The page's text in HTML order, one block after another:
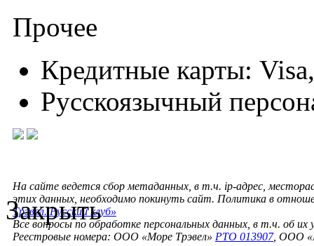
Прочее
Кредитные карты:
Русскоязычный
На сайте ведется сбор метаданных, в т.ч. ip-адрес,
этих данных, необходимо покинуть сайт. Политика в
Трэвел. Русский клуб»
Все вопросы по обработке персональных данных, в т.ч. об их
Реестровые номера: ООО «Море Трэвел» РТО 013907, ООО
Закрыть